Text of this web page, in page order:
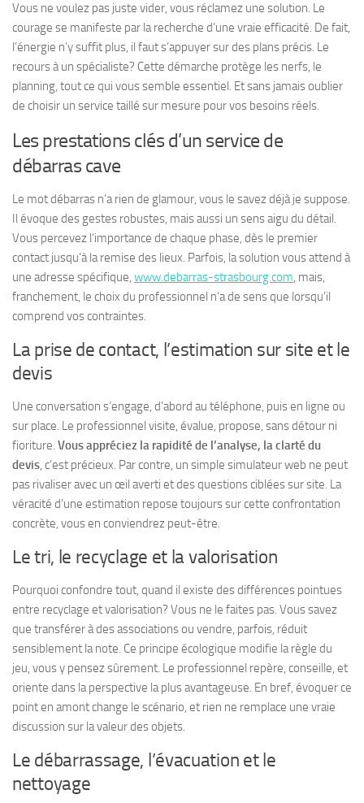
Vous ne voulez pas juste vider, vous réclamez une solution. Le
courage se manifeste par la recherche d’une vraie efficacité. De fait,
l’énergie n’y suffit plus, il faut s’appuyer sur des plans précis. Le
recours à un spécialiste? Cette démarche protège les nerfs, le
planning, tout ce qui vous semble essentiel. Et sans jamais oublier
de choisir un service taillé sur mesure pour vos besoins réels.
Les prestations clés d’un service de
débarras cave
Le mot débarras n’a rien de glamour, vous le savez déjà je suppose.
Il évoque des gestes robustes, mais aussi un sens aigu du détail.
Vous percevez l’importance de chaque phase, dès le premier
contact jusqu’à la remise des lieux. Parfois, la solution vous attend à
une adresse spécifique, www.debarras-strasbourg.com, mais,
franchement, le choix du professionnel n’a de sens que lorsqu’il
comprend vos contraintes.
La prise de contact, l’estimation sur site et le
devis
Une conversation s’engage, d’abord au téléphone, puis en ligne ou
sur place. Le professionnel visite, évalue, propose, sans détour ni
fioriture. Vous appréciez la rapidité de l’analyse, la clarté du
devis, c’est précieux. Par contre, un simple simulateur web ne peut
pas rivaliser avec un œil averti et des questions ciblées sur site. La
véracité d’une estimation repose toujours sur cette confrontation
concrète, vous en conviendrez peut-être.
Le tri, le recyclage et la valorisation
Pourquoi confondre tout, quand il existe des différences pointues
entre recyclage et valorisation? Vous ne le faites pas. Vous savez
que transférer à des associations ou vendre, parfois, réduit
sensiblement la note. Ce principe écologique modifie la règle du
jeu, vous y pensez sûrement. Le professionnel repère, conseille, et
oriente dans la perspective la plus avantageuse. En bref, évoquer ce
point en amont change le scénario, et rien ne remplace une vraie
discussion sur la valeur des objets.
Le débarrassage, l’évacuation et le
nettoyage